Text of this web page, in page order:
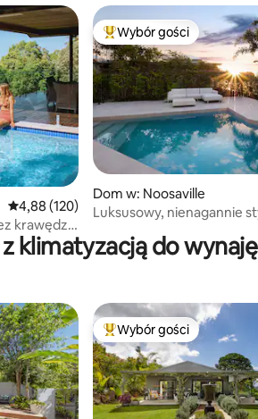
Średnia ocena: 4,88 na 5, liczba recenzji:
4,88 (120)
krawędzi
Najpopularniejsze z
Wybór gości
Dom w: Noosaville
Luksusowy, nienagannie
klimatyzacją do
Najpopularniejsze z
Wybór gości